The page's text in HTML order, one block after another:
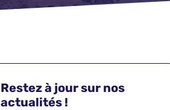
Restez à jour sur nos
actualités !